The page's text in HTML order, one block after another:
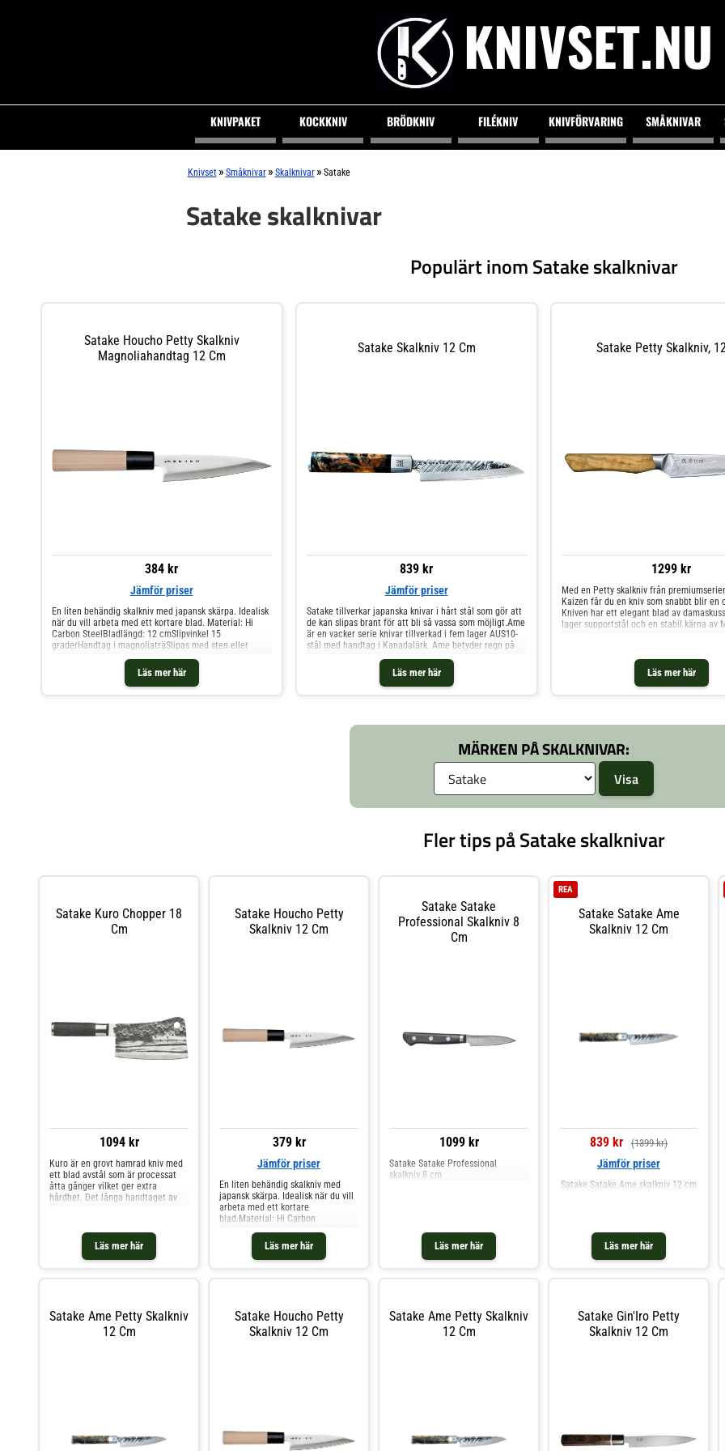
KNIVSET.NU
KNIVPAKET KOCKKNIV BRÖDKNIV FILÉKNIV KNIVFÖRVARING SMÅKNIVAR
Knivset » Småknivar » Skalknivar » Satake
Satake skalknivar
Populärt inom Satake skalknivar
Satake Houcho Petty Skalkniv
Magnoliahandtag 12 Cm
384 kr
Läs mer här
Jämför priser
En liten behändig skalkniv med japansk skärpa. Idealisk
när du vill arbeta med ett kortare blad. Material: Hi
Carbon SteelBladlängd: 12 cmSlipvinkel 15
graderHandtag i magnoliaträSlipas med sten eller
Satake Skalkniv 12 Cm
839 kr
Läs mer här
Jämför priser
Satake tillverkar japanska knivar i hårt stål som gör att
de kan slipas brant för att bli så vassa som möjligt.Ame
är en vacker serie knivar tillverkad i fem lager AUS10-
stål med handtag i Kanadalärk. Ame betyder regn på
japanska, och det är det som inspirerat designen på
bladet. En mycket tjusig kniv som också är mycket
praktisk. Kniven mäter 12 centimeter och passar
utmärkt för att skala eller andra uppgifter i köket som
Satake Petty Skalkniv,
1299 kr
Läs mer här
Med en Petty skalkniv från
Kaizen får du en kniv som snabbt blir en
Kniven har ett elegant blad av
lager supportstål och en stabil kärna av
åldrat olivträ som ger ett bekvämt och
grepp. Med andra ord får du en kniv som
köket, med en estetisk utformning och
konstant strävan mot förbättring, vilket
kännetecknar en bra kniv: ett bekvämt
och en stilren form.
MÄRKEN PÅ SKALKNIVAR:
Fler tips på Satake skalknivar
Satake Kuro Chopper 18
Cm
1094 kr
Läs mer här
Kuro är en grovt hamrad kniv med
ett blad avstål som är processat
åtta gånger vilket ger extra
hårdhet. Det långa handtaget av
stabilitet.En vass egg är viktig i all
matlagning. Finare snittyta hjälper
till att förhindra råvaran att tappa
Satake Houcho Petty
Skalkniv 12 Cm
379 kr
Läs mer här
Jämför priser
En liten behändig skalkniv med
japansk skärpa. Idealisk när du vill
arbeta med ett kortare
blad.Material: Hi Carbon
SteelBladlängd: 12 cmSlipvinkel 15
graderHandtag i
magnoliaträArtikelnummer:
Satake Satake
Professional Skalkniv 8
Cm
1099 kr
Läs mer här
Satake Satake Professional
skalkniv 8 cm
Satake Satake Ame
Skalkniv 12 Cm
REA
839 kr (1399 kr)
Läs mer här
Jämför priser
Satake Satake Ame skalkniv 12 cm
Satake Ame Petty Skalkniv
12 Cm
Satake Houcho Petty
Skalkniv 12 Cm
Satake Ame Petty Skalkniv
12 Cm
Satake Gin'Iro Petty
Skalkniv 12 Cm